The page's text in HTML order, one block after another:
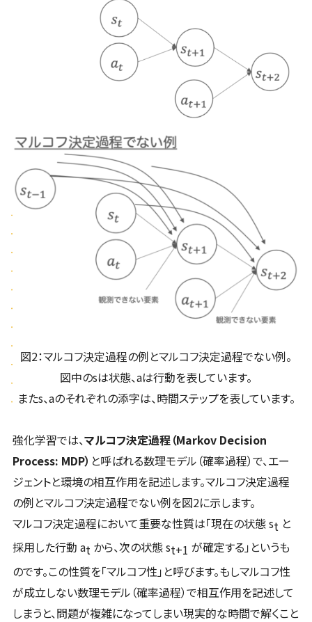
図2：マルコフ決定過程の例とマルコフ決定過程でない例。
図中のsは状態、aは行動を表しています。
またs、aのそれぞれの添字は、時間ステップを表しています。
強化学習では、マルコフ決定過程（Markov Decision
Process: MDP） と呼ばれる数理モデル（確率過程）で、エー
ジェントと環境の相互作用を記述します。マルコフ決定過程
の例とマルコフ決定過程でない例を図2に示します。
マルコフ決定過程において重要な性質は「現在の状態 st と
採用した行動 at から、次の状態 st+1 が確定する」というも
のです。この性質を「マルコフ性」と呼びます。もしマルコフ性
が成立しない数理モデル（確率過程）で相互作用を記述して
しまうと、問題が複雑になってしまい現実的な時間で解くこと